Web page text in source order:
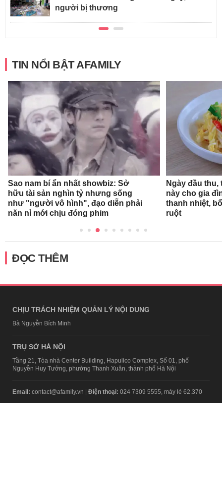
người bị thương
TIN NỔI BẬT AFAMILY
Sao nam bí ẩn nhất showbiz: Sở
hữu tài sản nghìn tỷ nhưng sống
như "người vô hình", đạo diễn phải
năn nỉ mới chịu đóng phim
Ngày đầu
này cho gia
thanh nhiệt,
ruột
ĐỌC THÊM
CHỊU TRÁCH NHIỆM QUẢN LÝ NỘI DUNG
Bà Nguyễn Bích Minh
TRỤ SỞ HÀ NỘI
Tầng 21, Tòa nhà Center Building, Hapulico Complex, Số 01, phố
Nguyễn Huy Tưởng, phường Thanh Xuân, thành phố Hà Nội
Email: contact@afamily.vn | Điện thoại: 024 7309 5555, máy lẻ 62.370